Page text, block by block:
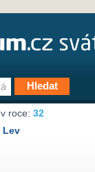
roce:32
Lev